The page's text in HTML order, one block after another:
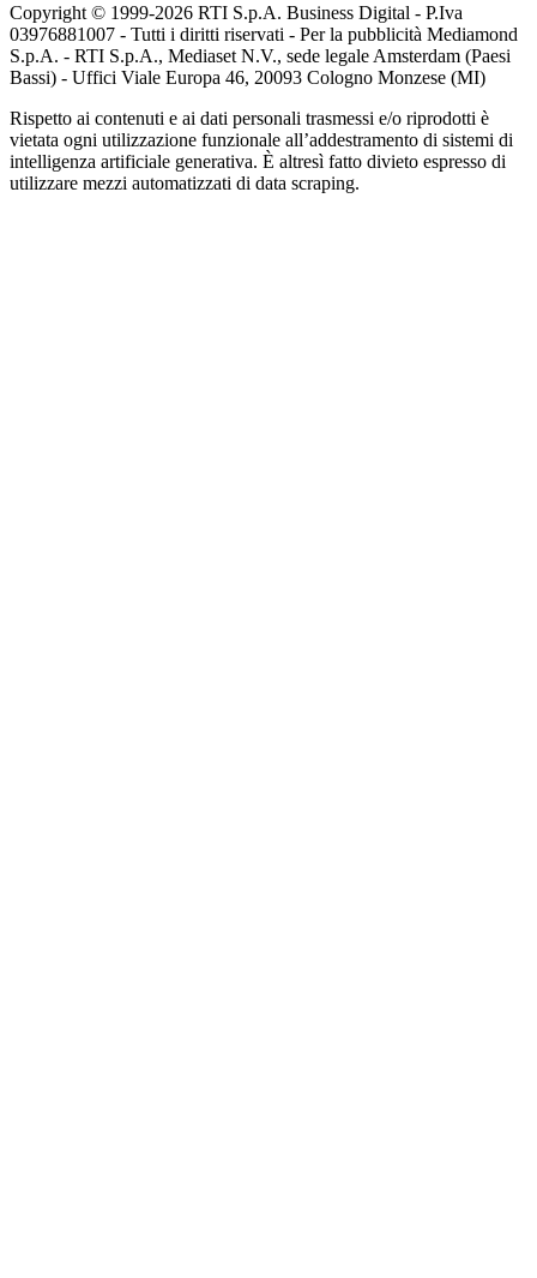
Copyright © 1999-2026 RTI S.p.A. Business Digital - P.Iva
03976881007 - Tutti i diritti riservati - Per la pubblicità Mediamond
S.p.A. - RTI S.p.A., Mediaset N.V., sede legale Amsterdam (Paesi
Bassi) - Uffici Viale Europa 46, 20093 Cologno Monzese (MI)
Rispetto ai contenuti e ai dati personali trasmessi e/o riprodotti è
vietata ogni utilizzazione funzionale all’addestramento di sistemi di
intelligenza artificiale generativa. È altresì fatto divieto espresso di
utilizzare mezzi automatizzati di data scraping.